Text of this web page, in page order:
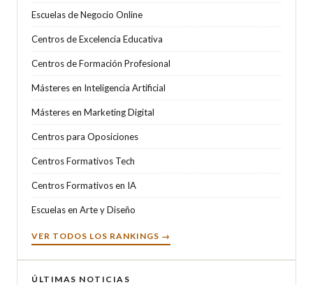
Escuelas de Negocio Online
Centros de Excelencia Educativa
Centros de Formación Profesional
Másteres en Inteligencia Artificial
Másteres en Marketing Digital
Centros para Oposiciones
Centros Formativos Tech
Centros Formativos en IA
Escuelas en Arte y Diseño
VER TODOS LOS RANKINGS →
ÚLTIMAS NOTICIAS